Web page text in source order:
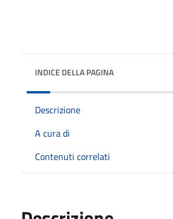
INDICE DELLA PAGINA
Descrizione
A cura di
Contenuti correlati